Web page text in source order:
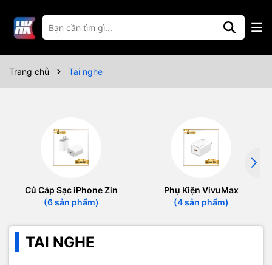
Trang chủ Tai nghe
Củ Cáp Sạc iPhone Zin
(6 sản phẩm)
Phụ Kiện VivuMax
(4 sản phẩm)
TAI NGHE